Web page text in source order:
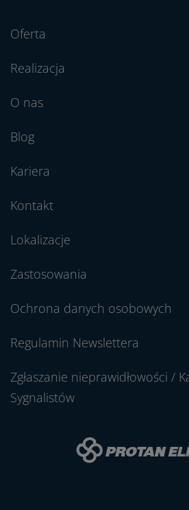
Oferta
Realizacja
O nas
Blog
Kariera
Kontakt
Lokalizacje
Zastosowania
Ochrona danych osobowych
Regulamin Newslettera
Zgłaszanie nieprawidłowości /
Sygnalistów